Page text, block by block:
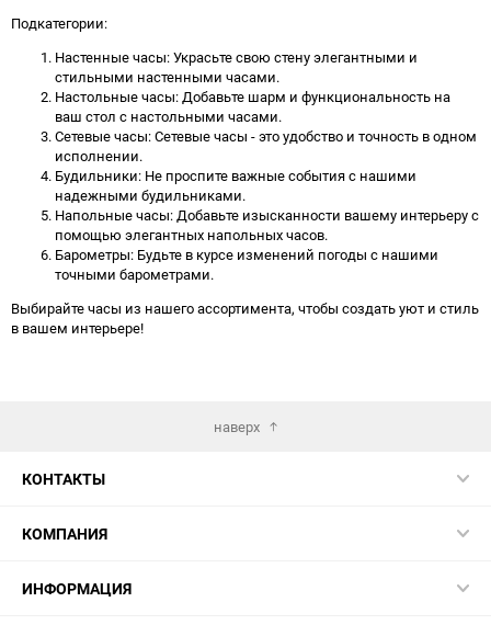
Подкатегории:
Настенные часы: Украсьте свою стену элегантными и
стильными настенными часами.
Настольные часы: Добавьте шарм и функциональность на
ваш стол с настольными часами.
Сетевые часы: Сетевые часы - это удобство и точность в одном
исполнении.
Будильники: Не проспите важные события с нашими
надежными будильниками.
Напольные часы: Добавьте изысканности вашему интерьеру с
помощью элегантных напольных часов.
Барометры: Будьте в курсе изменений погоды с нашими
точными барометрами.
Выбирайте часы из нашего ассортимента, чтобы создать уют и стиль
в вашем интерьере!
наверх
КОНТАКТЫ
КОМПАНИЯ
ИНФОРМАЦИЯ